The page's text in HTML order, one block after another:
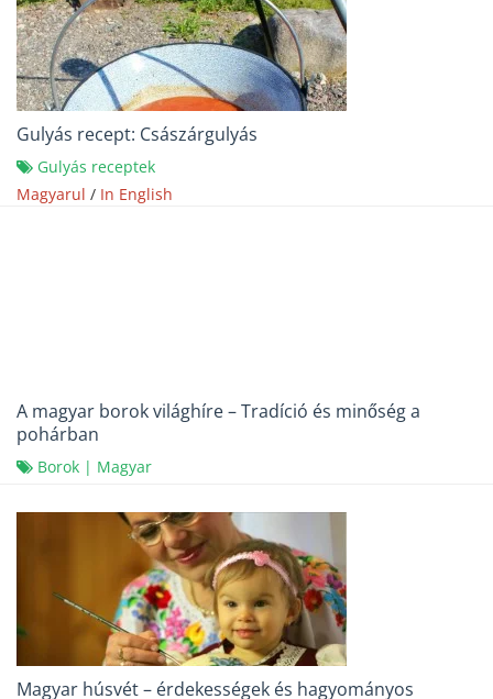
Gulyás recept: Császárgulyás
Gulyás receptek
Magyarul / In English
A magyar borok világhíre – Tradíció és minőség a
pohárban
Borok | Magyar
Magyar húsvét – érdekességek és hagyományos